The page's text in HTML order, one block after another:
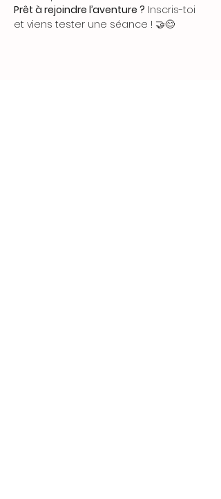
Prêt à rejoindre l’aventure ? Inscris-toi
et viens tester une séance ! 🤝😊